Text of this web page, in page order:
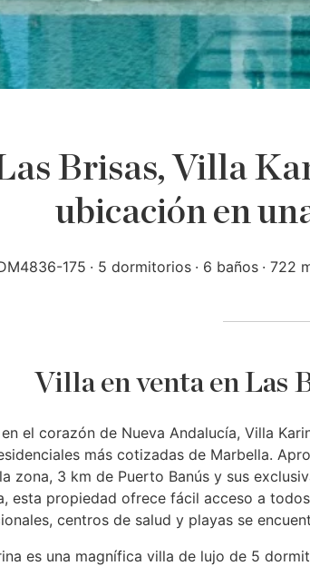
Brisas, Villa
ubicación en
175 5 dormitorios 6 baños 722
Villa en venta en Las
el corazón de Nueva Andalucía, Villa
más cotizadas de Marbella.
zona, 3 km de Puerto Banús y sus
esta propiedad ofrece fácil acceso a
centros de salud y playas se
es una magnífica villa de lujo de 5